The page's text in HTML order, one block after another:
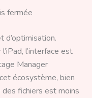
fermée
l’interface est
Manager
écosystème, bien
fichiers est moins